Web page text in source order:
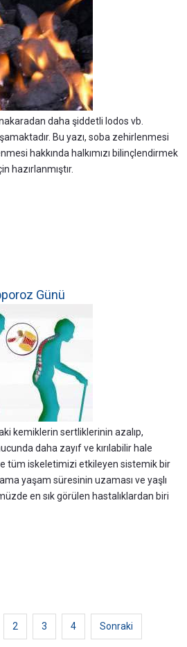
daha şiddetli lodos vb.
Bu yazı, soba zehirlenmesi
hakkında halkımızı bilinçlendirmek
hazırlanmıştır.
Günü
kemiklerin sertliklerinin azalıp,
daha zayıf ve kırılabilir hale
tüm iskeletimizi etkileyen sistemik bir
yaşam süresinin uzaması ve yaşlı
en sık görülen hastalıklardan biri
2 3 4 Sonraki